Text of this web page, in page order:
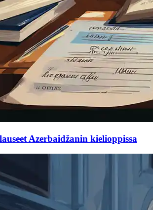
Azerbaidžanin kielioppissa